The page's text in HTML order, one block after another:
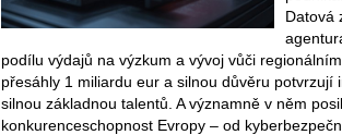
Datová
podílu výdajů na výzkum a vývoj vůči
přesáhly 1 miliardu eur a silnou důvěru
silnou základnou talentů. A významně v něm
konkurenceschopnost Evropy – od